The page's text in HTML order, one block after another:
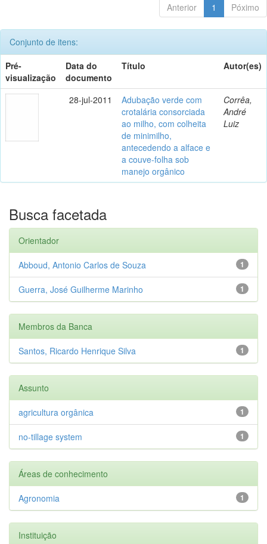
Anterior 1 Póximo
Conjunto de itens:
Pré-
visualização
Data do
documento
Título Autor(es)
28-jul-2011
Adubação verde com
crotalária consorciada
ao milho, com colheita
de minimilho,
antecedendo a alface e
a couve-folha sob
manejo orgânico
Corrêa,
André
Luiz
Busca facetada
Orientador
1
Abboud, Antonio Carlos de Souza
1
Guerra, José Guilherme Marinho
Membros da Banca
1
Santos, Ricardo Henrique Silva
Assunto
1
agricultura orgânica
1
no-tillage system
Áreas de conhecimento
1
Agronomia
Instituição